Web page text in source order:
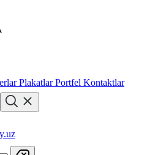
PlakatlarPortfel Kontaktlar